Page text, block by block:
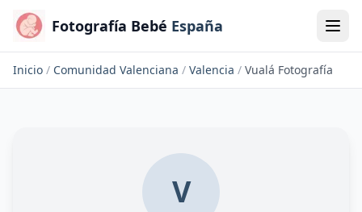
Fotografía Bebé España
Inicio / Comunidad Valenciana / Valencia / Vualá Fotografía
V